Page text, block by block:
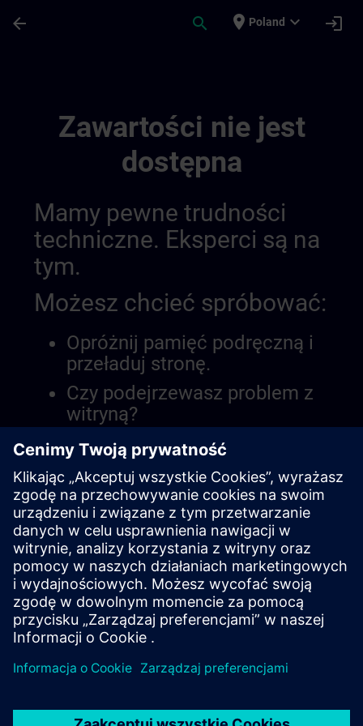
arrow_back search place Poland expand_more login
Zawartości nie jest
dostępna
Mamy pewne trudności
techniczne. Eksperci są na
tym.
Możesz chcieć spróbować:
Opróżnij pamięć podręczną i
przeładuj stronę.
Czy podejrzewasz problem z
witryną?
Zgłoś problem